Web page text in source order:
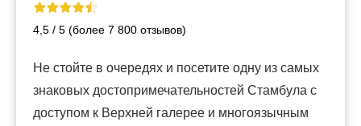
4,5 / 5 (более 7 800 отзывов)
Не стойте в очередях и посетите одну из самых
знаковых достопримечательностей Стамбула с
доступом к Верхней галерее и многоязычным